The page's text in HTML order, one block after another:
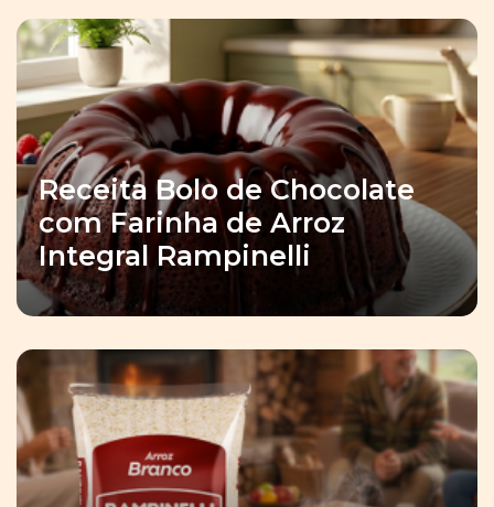
Receita Bolo de Chocolate
com Farinha de Arroz
Integral Rampinelli